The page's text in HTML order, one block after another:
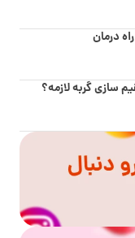
درمان
سازی گربه لازمه؟